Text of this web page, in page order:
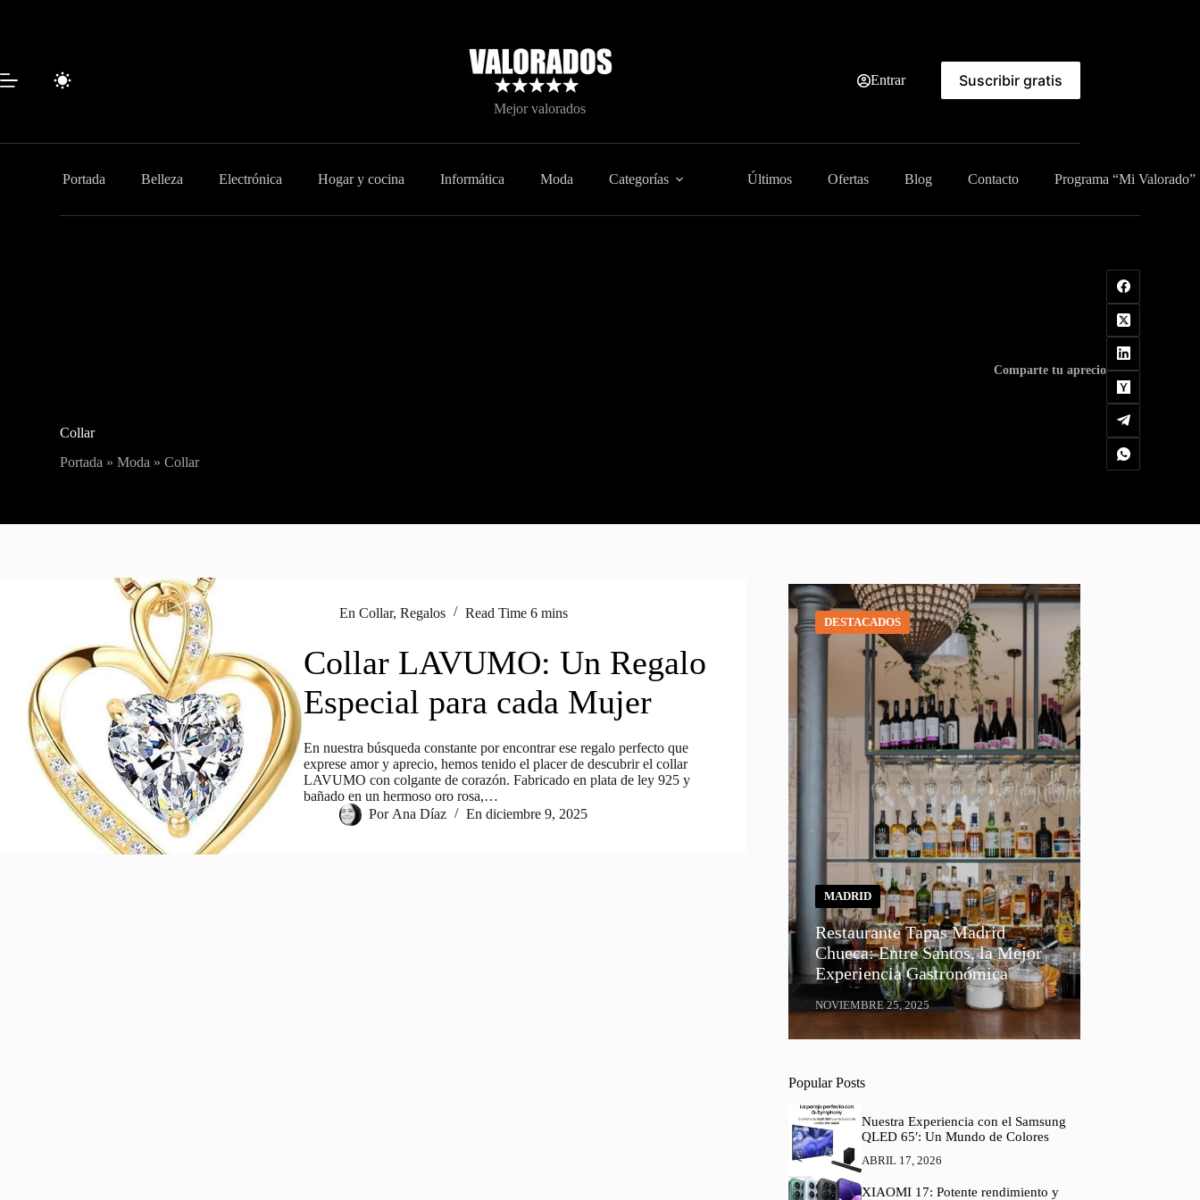
Mejor valorados
Entrar Suscribir gratis
Portada Belleza Electrónica Hogar y cocina Informática Moda Categorías Últimos Ofertas Blog Contacto Programa “Mi Valorado”
Collar
Portada »Moda »Collar
Comparte tu aprecio
En Collar,Regalos Read Time 6 mins
Collar LAVUMO: Un Regalo
Especial para cada Mujer
En nuestra búsqueda constante por encontrar ese regalo perfecto que
exprese amor y aprecio, hemos tenido el placer de descubrir el collar
LAVUMO con colgante de corazón. Fabricado en plata de ley 925 y
bañado en un hermoso oro rosa,…
Por Ana Díaz En diciembre 9, 2025
DESTACADOS
MADRID
Restaurante Tapas Madrid
Chueca: Entre Santos, la Mejor
Experiencia Gastronómica
NOVIEMBRE 25, 2025
Popular Posts
Nuestra Experiencia con el Samsung
QLED 65′: Un Mundo de Colores
ABRIL 17, 2026
XIAOMI 17: Potente rendimiento y